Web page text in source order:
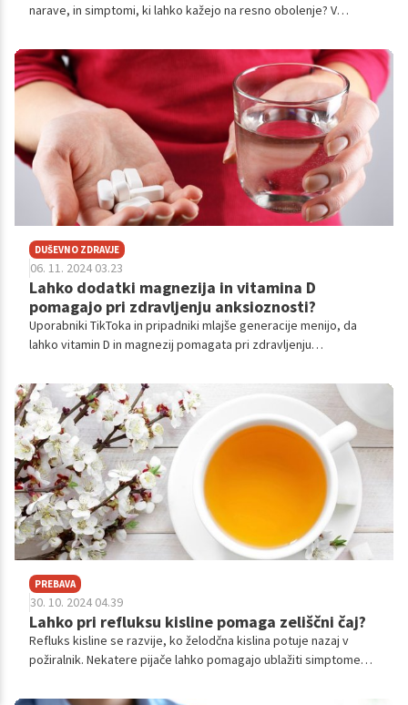
narave, in simptomi, ki lahko kažejo na resno obolenje? V
ignorirati.
DUŠEVNO ZDRAVJE
06. 11. 2024 03.23
Lahko dodatki magnezija in vitamina D
pomagajo pri zdravljenju anksioznosti?
Uporabniki TikToka in pripadniki mlajše generacije menijo, da
lahko vitamin D in magnezij pomagata pri zdravljenju
PREBAVA
30. 10. 2024 04.39
Lahko pri refluksu kisline pomaga zeliščni čaj?
Refluks kisline se razvije, ko želodčna kislina potuje nazaj v
požiralnik. Nekatere pijače lahko pomagajo ublažiti simptome